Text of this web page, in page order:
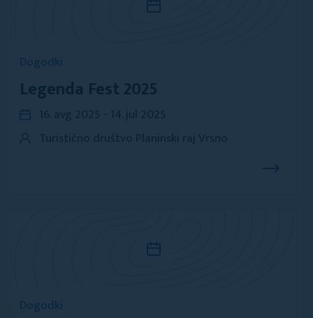
Dogodki
Legenda Fest 2025
Dogodki